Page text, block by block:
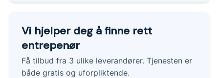
Vi hjelper deg å finne rett
entrepenør
Få tilbud fra 3 ulike leverandører. Tjenesten er
både gratis og uforpliktende.